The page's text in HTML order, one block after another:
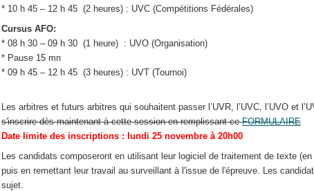
* 10 h 45 – 12 h 45 (2 heures) : UVC (Compétitions Fédérales)
Cursus AFO:
* 08 h 30 – 09 h 30 (1 heure) : UVO (Organisation)
* Pause 15 mn
* 09 h 45 – 12 h 45 (3 heures) : UVT (Tournoi)
Les arbitres et futurs arbitres qui souhaitent passer l’UVR, l’UVC, l’UVO et
s'inscrire dès maintenant à cette session en remplissant ceFORMULAIRE
Date limite des inscriptions : lundi 25 novembre à 20h00
Les candidats composeront en utilisant leur logiciel de traitement de texte
puis en remettant leur travail au surveillant à l'issue de l'épreuve. Les
sujet.